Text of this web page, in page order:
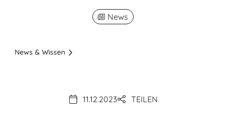
News
News & Wissen
11.12.2023 TEILEN